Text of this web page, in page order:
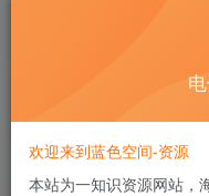
首页 脚本挂机 正文
欢迎来到蓝色空间-资源
本站为一知识资源网站，